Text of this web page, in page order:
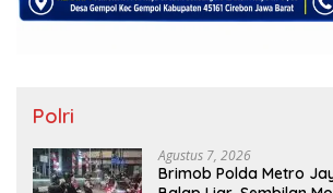
Polri
Agustus 7, 2026
Brimob Polda Metro